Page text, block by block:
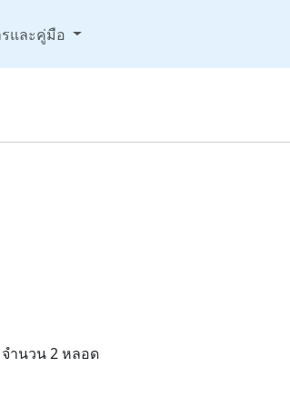
และคู่มือ
ำนวน 2 หลอด